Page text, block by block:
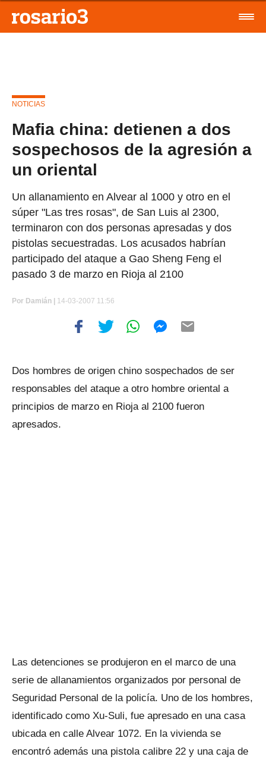
NOTICIAS
Mafia china: detienen a dos
sospechosos de la agresión a
un oriental
Un allanamiento en Alvear al 1000 y otro en el
súper "Las tres rosas", de San Luis al 2300,
terminaron con dos personas apresadas y dos
pistolas secuestradas. Los acusados habrían
participado del ataque a Gao Sheng Feng el
pasado 3 de marzo en Rioja al 2100
Por Damián | 14-03-2007 11:56
Dos hombres de origen chino sospechados de ser
responsables del ataque a otro hombre oriental a
principios de marzo en Rioja al 2100 fueron
apresados.
Las detenciones se produjeron en el marco de una
serie de allanamientos organizados por personal de
Seguridad Personal de la policía. Uno de los hombres,
identificado como Xu-Suli, fue apresado en una casa
ubicada en calle Alvear 1072. En la vivienda se
encontró además una pistola calibre 22 y una caja de